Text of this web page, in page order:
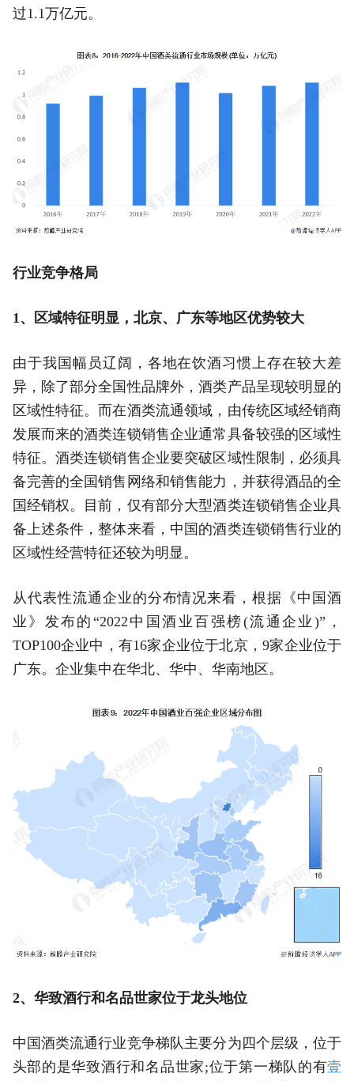
过1.1万亿元。
行业竞争格局
1、区域特征明显，北京、广东等地区优势较大
由于我国幅员辽阔，各地在饮酒习惯上存在较大差
异，除了部分全国性品牌外，酒类产品呈现较明显的
区域性特征。而在酒类流通领域，由传统区域经销商
发展而来的酒类连锁销售企业通常具备较强的区域性
特征。酒类连锁销售企业要突破区域性限制，必须具
备完善的全国销售网络和销售能力，并获得酒品的全
国经销权。目前，仅有部分大型酒类连锁销售企业具
备上述条件，整体来看，中国的酒类连锁销售行业的
区域性经营特征还较为明显。
从代表性流通企业的分布情况来看，根据《中国酒
业》发布的“2022中国酒业百强榜(流通企业)”，
TOP100企业中，有16家企业位于北京，9家企业位于
广东。企业集中在华北、华中、华南地区。
2、华致酒行和名品世家位于龙头地位
中国酒类流通行业竞争梯队主要分为四个层级，位于
头部的是华致酒行和名品世家;位于第一梯队的有壹